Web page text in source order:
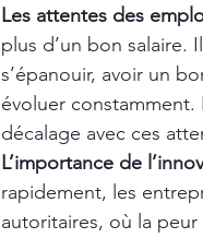
Les attentes des
plus d’un bon salaire.
s’épanouir, avoir un
évoluer constamment.
décalage avec ces
L’importance de
rapidement, les
autoritaires, où la